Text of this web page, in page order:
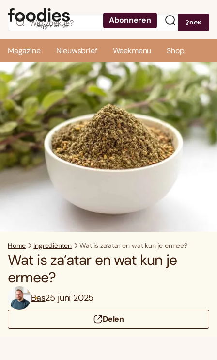
Abonneren Zoek
Magazine Nieuwsbrief Weekmenu Shop
Home Ingrediënten Wat is za’atar en wat kun je ermee?
Wat is za’atar en wat kun je
ermee?
Bas25 juni 2025
Delen